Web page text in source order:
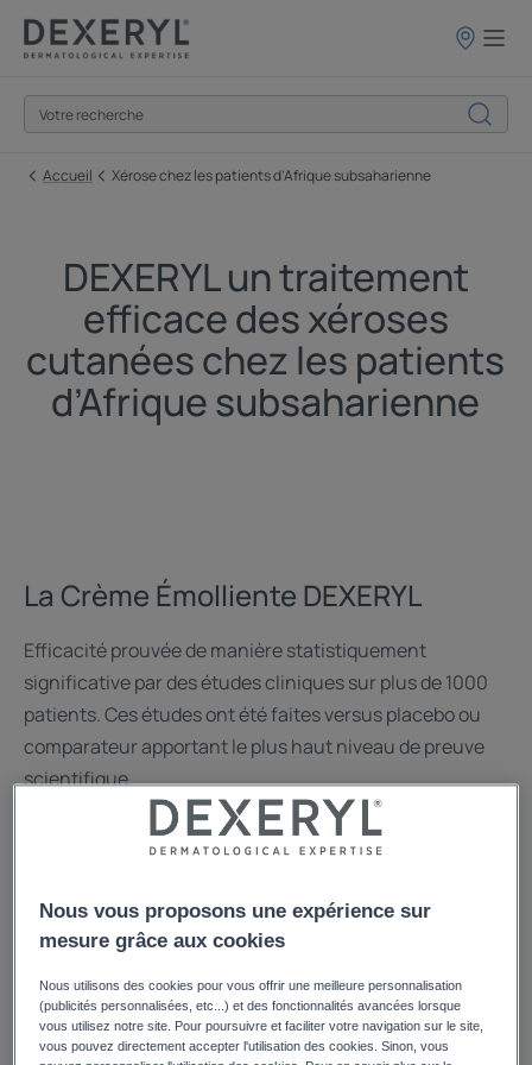
Points
Accueil Xérose chez les patients d’Afrique subsaharienne
DEXERYL un traitement
efficace des xéroses
cutanées chez les patients
d’Afrique subsaharienne
La Crème Émolliente DEXERYL
Efficacité prouvée de manière statistiquement
significative par des études cliniques sur plus de 1000
patients. Ces études ont été faites versus placebo ou
comparateur apportant le plus haut niveau de preuve
scientifique.
Nous vous proposons une expérience sur
mesure grâce aux cookies
Nous utilisons des cookies pour vous offrir une meilleure personnalisation
(publicités personnalisées, etc...) et des fonctionnalités avancées lorsque
vous utilisez notre site. Pour poursuivre et faciliter votre navigation sur le site,
vous pouvez directement accepter l'utilisation des cookies. Sinon, vous